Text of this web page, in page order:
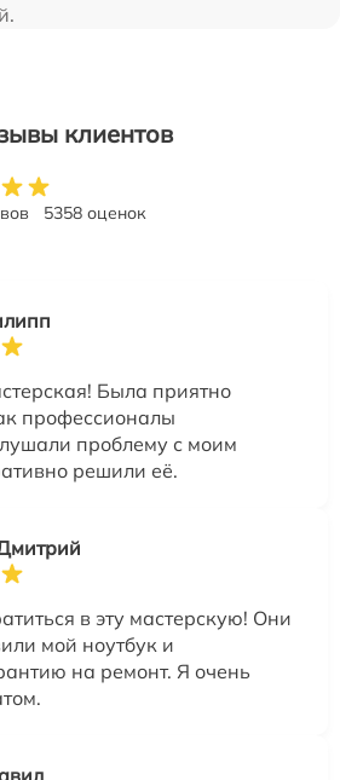
клиентов
5358 оценок
Была приятно
профессионалы
проблему с моим
решили её.
в эту мастерскую! Они
мой ноутбук и
на ремонт. Я очень